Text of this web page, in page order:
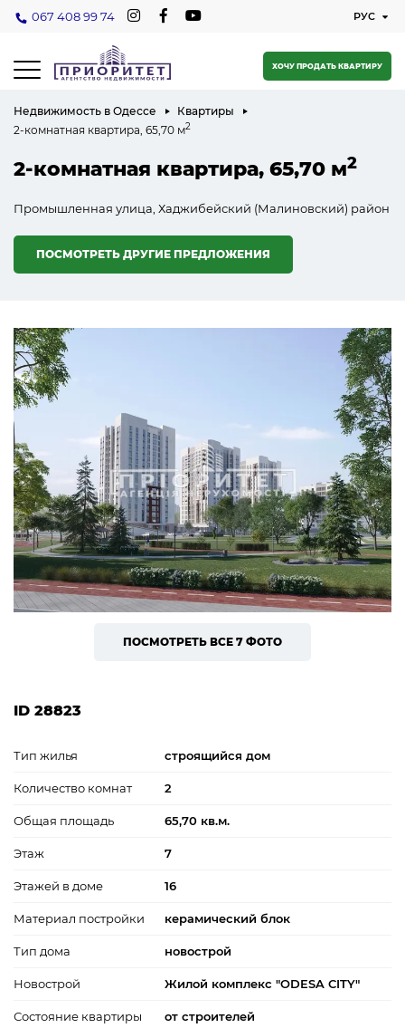
067 408 99 74
ХОЧУ ПРОДАТЬ КВАРТИРУ
Недвижимость в Одессе
Квартиры
2-комнатная квартира, 65,70 м2
2-комнатная квартира, 65,70 м2
Промышленная улица, Хаджибейский (Малиновский) район
ПОСМОТРЕТЬ ДРУГИЕ ПРЕДЛОЖЕНИЯ
ПОСМОТРЕТЬ ВСЕ 7 ФОТО
ID 28823
Тип жилья строящийся дом
Количество комнат 2
Общая площадь 65,70 кв.м.
Этаж 7
Этажей в доме 16
Материал постройки керамический блок
Тип дома новострой
Новострой Жилой комплекс "ODESA CITY"
Состояние квартиры от строителей